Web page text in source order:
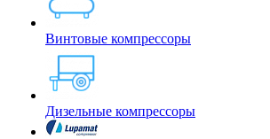
Винтовые компрессоры
Дизельные компрессоры